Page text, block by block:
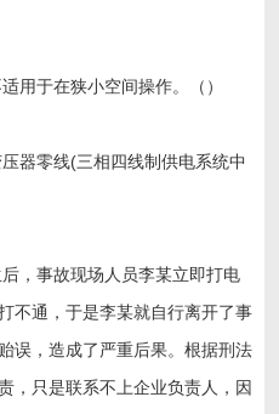
用于在狭小空间操作。（）
器零线(三相四线制供电系统中
，事故现场人员李某立即打电
不通，于是李某就自行离开了事
误，造成了严重后果。根据刑法
，只是联系不上企业负责人，因